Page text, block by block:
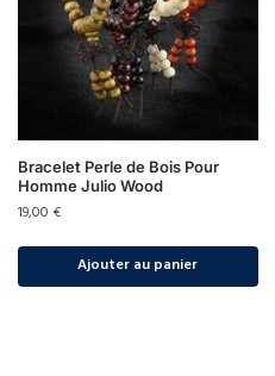
Bracelet Perle de Bois Pour
Homme Julio Wood
19,00 €
Ajouter au panier